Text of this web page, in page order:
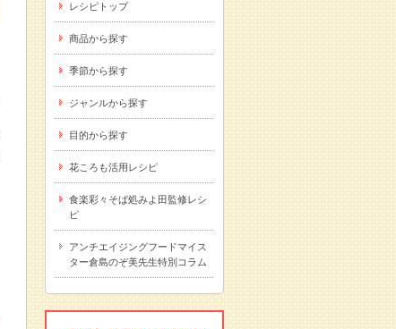
レシピトップ
商品から探す
季節から探す
ジャンルから探す
目的から探す
花ころも活用レシピ
食楽彩々そば処みよ田監修レシ
ピ
アンチエイジングフードマイス
ター倉島のぞ美先生特別コラム